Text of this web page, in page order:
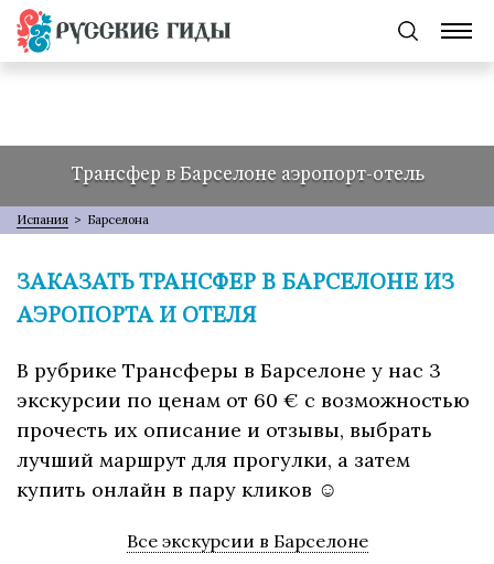
Трансфер в Барселоне аэропорт-отель
Испания > Барселона
ЗАКАЗАТЬ ТРАНСФЕР В БАРСЕЛОНЕ ИЗ
АЭРОПОРТА И ОТЕЛЯ
В рубрике Трансферы в Барселоне у нас 3
экскурсии по ценам от 60 € с возможностью
прочесть их описание и отзывы, выбрать
лучший маршрут для прогулки, а затем
купить онлайн в пару кликов ☺
Все экскурсии в Барселоне